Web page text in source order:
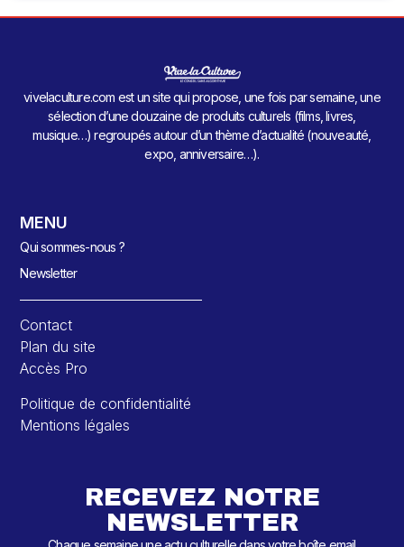
vivelaculture.com est un site qui propose, une fois par semaine, une
sélection d’une douzaine de produits culturels (films, livres,
musique…) regroupés autour d’un thème d’actualité (nouveauté,
expo, anniversaire…).
MENU
Qui sommes-nous ?
Newsletter
Contact
Plan du site
Accès Pro
Politique de confidentialité
Mentions légales
RECEVEZ NOTRE
NEWSLETTER